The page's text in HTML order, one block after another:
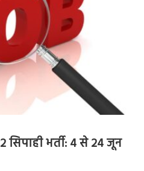
भर्ती: 4 से 24 जून